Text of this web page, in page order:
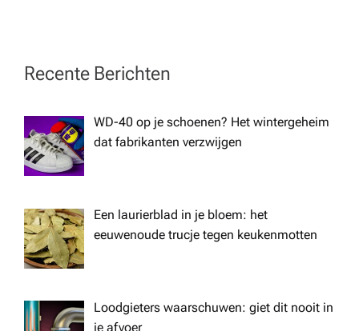
a
i
g
a
t
i
Recente Berichten
WD-40 op je schoenen? Het wintergeheim
dat fabrikanten verzwijgen
Een laurierblad in je bloem: het
eeuwenoude trucje tegen keukenmotten
Loodgieters waarschuwen: giet dit nooit in
je afvoer